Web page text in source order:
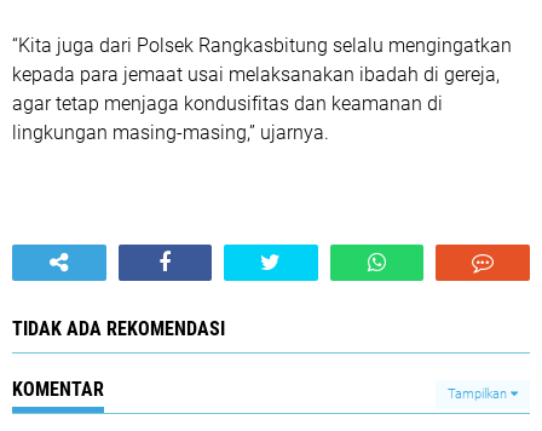
“Kita juga dari Polsek Rangkasbitung selalu mengingatkan
kepada para jemaat usai melaksanakan ibadah di gereja,
agar tetap menjaga kondusifitas dan keamanan di
lingkungan masing-masing,” ujarnya.
TIDAK ADA REKOMENDASI
KOMENTAR Tampilkan